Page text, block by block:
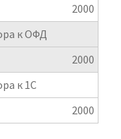
2000
к ОФД
2000
к 1С
2000